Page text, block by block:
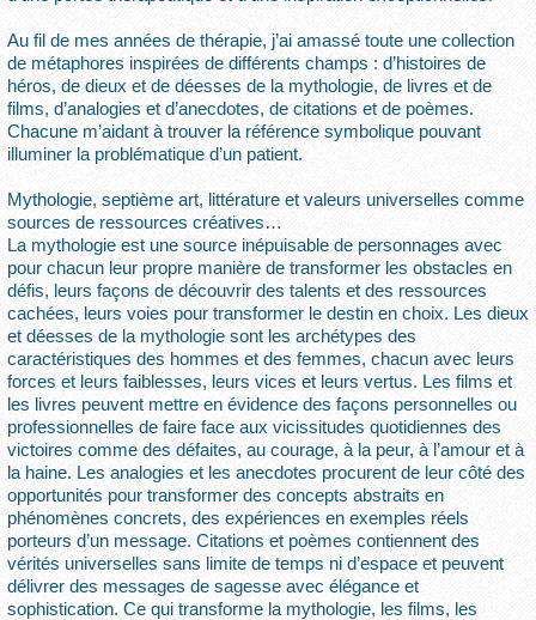
Au fil de mes années de thérapie, j’ai amassé toute une collection
de métaphores inspirées de différents champs : d’histoires de
héros, de dieux et de déesses de la mythologie, de livres et de
films, d’analogies et d’anecdotes, de citations et de poèmes.
Chacune m’aidant à trouver la référence symbolique pouvant
illuminer la problématique d’un patient.
Mythologie, septième art, littérature et valeurs universelles comme
sources de ressources créatives…
La mythologie est une source inépuisable de personnages avec
pour chacun leur propre manière de transformer les obstacles en
défis, leurs façons de découvrir des talents et des ressources
cachées, leurs voies pour transformer le destin en choix. Les dieux
et déesses de la mythologie sont les archétypes des
caractéristiques des hommes et des femmes, chacun avec leurs
forces et leurs faiblesses, leurs vices et leurs vertus. Les films et
les livres peuvent mettre en évidence des façons personnelles ou
professionnelles de faire face aux vicissitudes quotidiennes des
victoires comme des défaites, au courage, à la peur, à l’amour et à
la haine. Les analogies et les anecdotes procurent de leur côté des
opportunités pour transformer des concepts abstraits en
phénomènes concrets, des expériences en exemples réels
porteurs d’un message. Citations et poèmes contiennent des
vérités universelles sans limite de temps ni d’espace et peuvent
délivrer des messages de sagesse avec élégance et
sophistication. Ce qui transforme la mythologie, les films, les